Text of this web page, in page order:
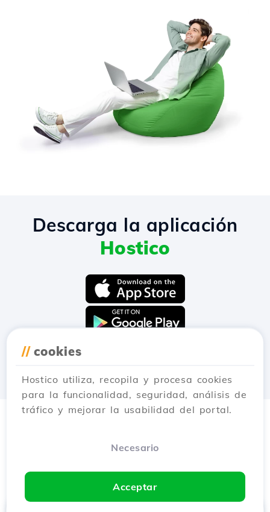
// cookies
Hostico utiliza, recopila y procesa cookies
para la funcionalidad, seguridad, análisis de
tráfico y mejorar la usabilidad del portal.
Necesario
Acceptar
Descarga la aplicación
Hostico